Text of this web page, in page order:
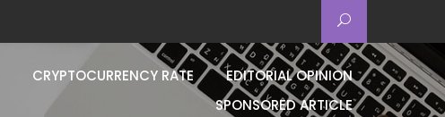
CRYPTOCURRENCY RATE
EDITORIAL OPINION
SPONSORED ARTICLE